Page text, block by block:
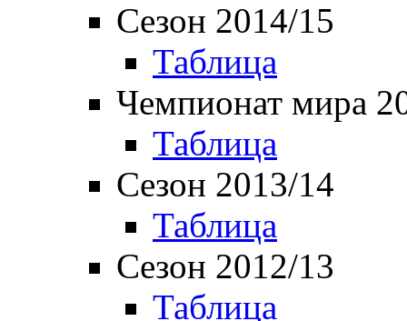
Сезон 2014/15
Таблица
Чемпионат мира
Таблица
Сезон 2013/14
Таблица
Сезон 2012/13
Таблица